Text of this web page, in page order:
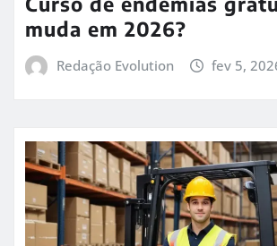
muda em 2026?
Redação Evolution fev 5,